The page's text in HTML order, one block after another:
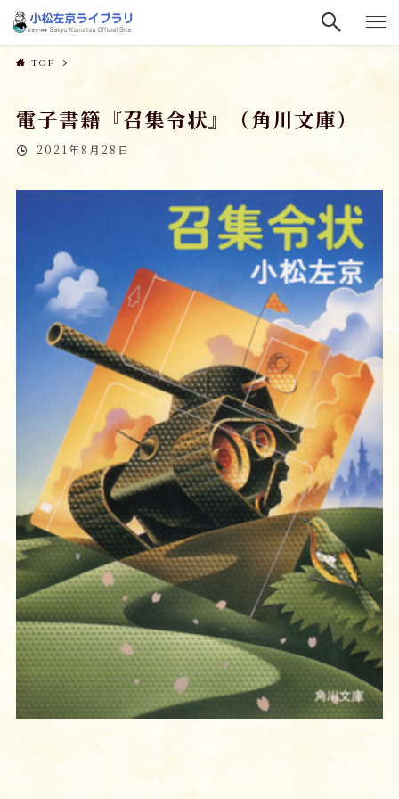
TOP
電子書籍『召集令状』（角川文庫）
2021年8月28日